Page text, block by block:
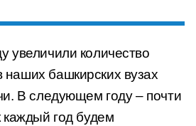
увеличили количество
башкирских вузах
В следующем году – почти
каждый год будем